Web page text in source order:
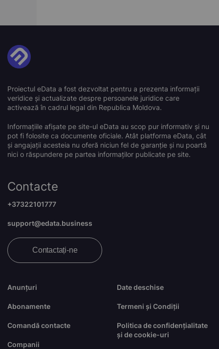
Proiectul eData a fost dezvoltat pentru a prezenta informații
veridice și actualizate despre persoanele juridice care
activează în cadrul legal din Republica Moldova.
Informațiile afișate pe site-ul eData au scop pur informativ și nu
pot fi folosite ca documente oficiale. Atât platforma eData, cât
și angajații acesteia nu oferă niciun fel de garanție și nu poartă
nici o răspundere pe partea informaților publicate pe site.
Anunțuri
Abonamente
Comandă contacte
Companii
Date deschise
Termeni și Condiții
Politica de confidențialitate
și de cookie-uri
Contacte
+37322101777
support@edata.business
Contactați-ne